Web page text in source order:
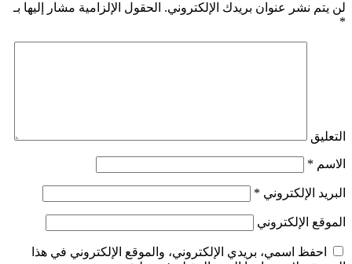
لن يتم نشر عنوان بريدك الإلكتروني. الحقول الإلزامية مشار إليها بـ
*
التعليق
الاسم *
البريد الإلكتروني *
الموقع الإلكتروني
احفظ اسمي، بريدي الإلكتروني، والموقع الإلكتروني في هذا